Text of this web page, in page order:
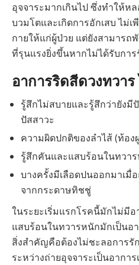
อุจจาระมากเกินไป ซึ่งทำให้ห
บวมโตและเกิดการอักเสบ ไม่
กายให้แก่ผู้ป่วย แต่ยังสามาร
ที่รุนแรงยิ่งขึ้นหากไม่ได้รับกา
อาการริดสีดวงทวาร
รู้สึกไม่สบายและรู้สึกว่ายังมี
ปัสสาวะ
ความผิดปกติของลำไส้ (ท้อง
รู้สึกคันและแสบร้อนในทวา
บางครั้งมีเลือดปนออกมาเมื่
จากกระดาษทิชชู่
ในระยะเริ่มแรกโรคนี้มักไม่มี
แสบร้อนในทวารหนักมักเป็นอ
สิ่งสำคัญคือต้องไม่ชะลอการรั
ระหว่างถ่ายอุจจาระเป็นอากา